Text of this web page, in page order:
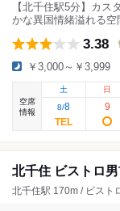
【北千住駅5分】カ
かな異国情緒溢れる空
3.38
￥3,000～￥3,999
空席
情報
土
8/8
日
9
北千住 ビストロ
北千住駅 170m / ビスト